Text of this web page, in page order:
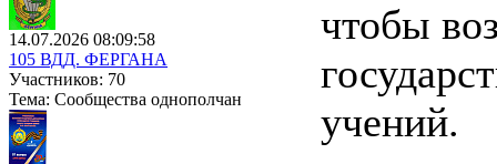
14.07.2026 08:09:58
105 ВДД. ФЕРГАНА
Участников: 70
Тема: Сообщества однополчан
чтобы
учений.